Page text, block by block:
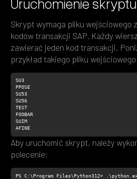
Skrypt wymaga pliku wejściowego
kodów transakcji SAP. Każdy
zawierać jeden kod transakcji.
przykład takiego pliku
AFINE
Aby uruchomić skrypt, należy
polecenie:
PS C:\Program Files\Python312>